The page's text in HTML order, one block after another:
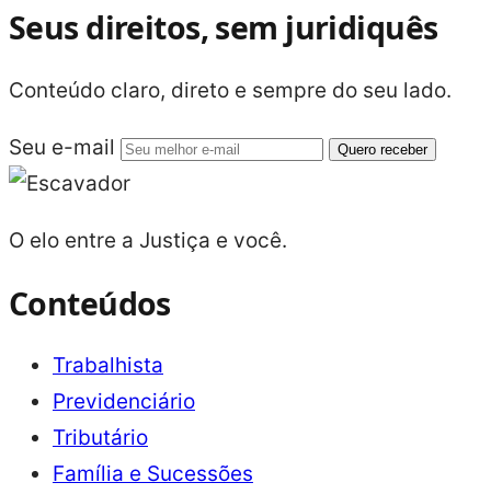
Seus direitos, sem juridiquês
Conteúdo claro, direto e sempre do seu lado.
Seu e-mail Quero receber
O elo entre a Justiça e você.
Conteúdos
Trabalhista
Previdenciário
Tributário
Família e Sucessões